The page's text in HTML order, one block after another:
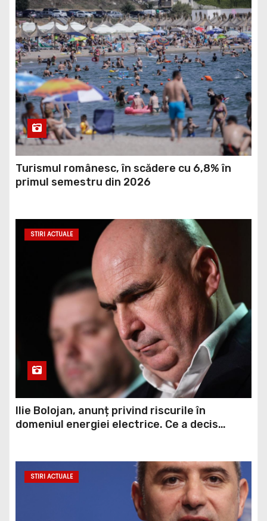
Turismul românesc, în scădere cu 6,8% în
primul semestru din 2026
STIRI ACTUALE
Ilie Bolojan, anunț privind riscurile în
domeniul energiei electrice. Ce a decis
STIRI ACTUALE